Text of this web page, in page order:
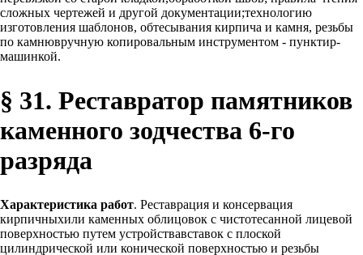
сложных чертежей и другой документации;технологию
изготовления шаблонов, обтесывания кирпича и камня, резьбы
по камнювручную копировальным инструментом - пунктир-
машинкой.
§ 31. Реставратор памятников
каменного зодчества 6-го
разряда
Характеристика работ. Реставрация и консервация
кирпичныхили каменных облицовок с чистотесанной лицевой
поверхностью путем устройствавставок с плоской
цилиндрической или конической поверхностью и резьбы